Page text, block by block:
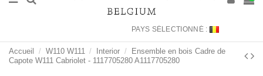
PAYS SÉLECTIONNÉ :
Accueil W110 W111 Interior
Ensemble en bois Cadre de
Capote W111 Cabriolet - 1117705280 A1117705280